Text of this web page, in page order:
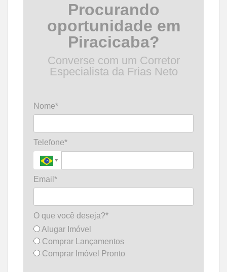
Procurando
oportunidade em
Piracicaba?
Converse com um Corretor
Especialista da Frias Neto
Nome*
Telefone*
Email*
O que você deseja?*
Alugar Imóvel
Comprar Lançamentos
Comprar Imóvel Pronto